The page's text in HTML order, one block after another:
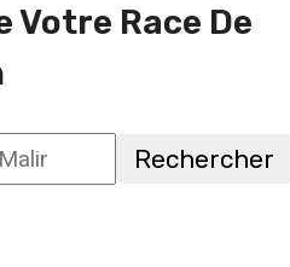
Votre Race De
Rechercher